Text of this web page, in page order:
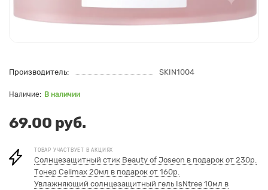
Производитель: SKIN1004
В наличии
69.00 руб.
ТОВАР УЧАСТВУЕТ В АКЦИЯХ
Солнцезащитный стик Beauty of Joseon в подарок от 230р.
Тонер Celimax 20мл в подарок от 160р.
Увлажняющий солнцезащитный гель IsNtree 10мл в